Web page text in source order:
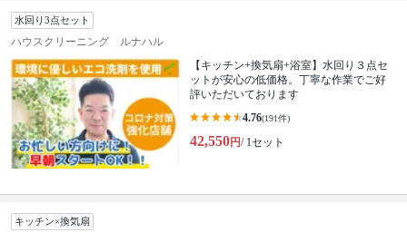
水回り3点セット
ハウスクリーニング ルナハル
【キッチン+換気扇+浴室】水回り３点セ
ットが安心の低価格。丁寧な作業でご好
評いただいております
4.76(191件)
42,550円/ 1セット
キッチン×換気扇